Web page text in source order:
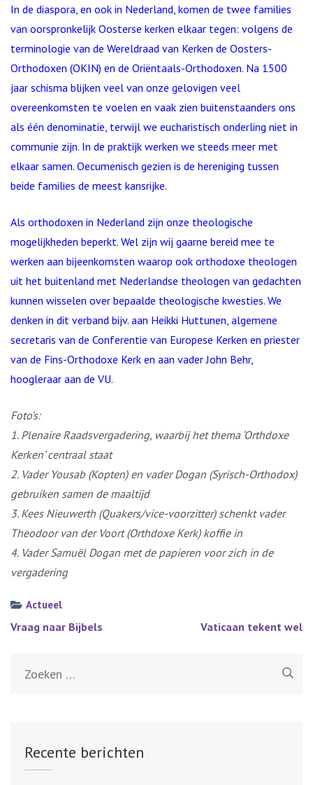
In de diaspora, en ook in Nederland, komen de twee families
van oorspronkelijk Oosterse kerken elkaar tegen: volgens de
terminologie van de Wereldraad van Kerken de Oosters-
Orthodoxen (OKIN) en de Oriëntaals-Orthodoxen. Na 1500
jaar schisma blijken veel van onze gelovigen veel
overeenkomsten te voelen en vaak zien buitenstaanders ons
als één denominatie, terwijl we eucharistisch onderling niet in
communie zijn. In de praktijk werken we steeds meer met
elkaar samen. Oecumenisch gezien is de hereniging tussen
beide families de meest kansrijke.
Als orthodoxen in Nederland zijn onze theologische
mogelijkheden beperkt. Wel zijn wij gaarne bereid mee te
werken aan bijeenkomsten waarop ook orthodoxe theologen
uit het buitenland met Nederlandse theologen van gedachten
kunnen wisselen over bepaalde theologische kwesties. We
denken in dit verband bijv. aan Heikki Huttunen, algemene
secretaris van de Conferentie van Europese Kerken en priester
van de Fins-Orthodoxe Kerk en aan vader John Behr,
hoogleraar aan de VU.
Foto’s:
1. Plenaire Raadsvergadering, waarbij het thema ‘Orthdoxe
Kerken’ centraal staat
2. Vader Yousab (Kopten) en vader Dogan (Syrisch-Orthodox)
gebruiken samen de maaltijd
3. Kees Nieuwerth (Quakers/vice-voorzitter) schenkt vader
Theodoor van der Voort (Orthdoxe Kerk) koffie in
4. Vader Samuël Dogan met de papieren voor zich in de
vergadering
Actueel
Bericht
Vraag naar Bijbels Vaticaan tekent wel
Recente berichten